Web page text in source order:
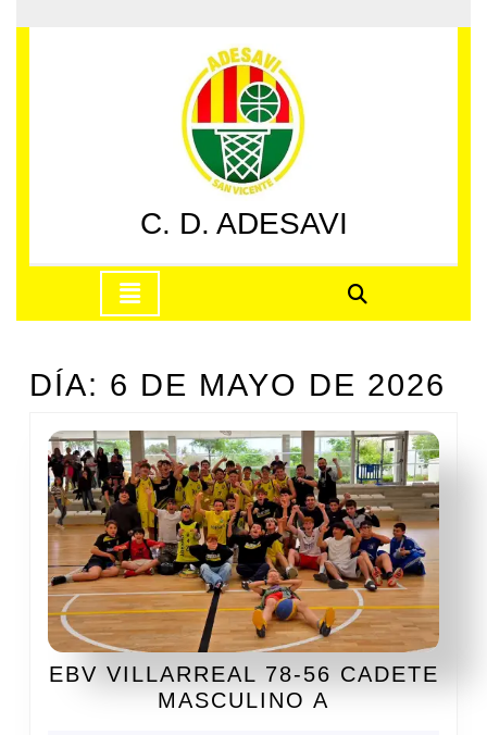
al
C. D. ADESAVI
apertura
DÍA: 6 DE MAYO DE 2026
EBV VILLARREAL 78-56 CADETE
MASCULINO A